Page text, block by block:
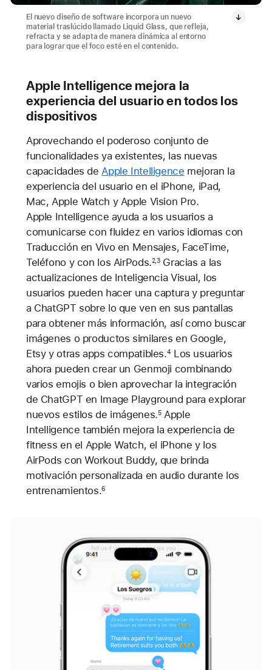
El nuevo diseño de software incorpora un nuevo
material traslúcido llamado Liquid Glass, que refleja,
refracta y se adapta de manera dinámica al entorno
para lograr que el foco esté en el contenido.
Apple Intelligence mejora la
experiencia del usuario en todos los
dispositivos
Aprovechando el poderoso conjunto de
funcionalidades ya existentes, las nuevas
capacidades de Apple Intelligence mejoran la
experiencia del usuario en el iPhone, iPad,
Mac, Apple Watch y Apple Vision Pro.
Apple Intelligence ayuda a los usuarios a
comunicarse con fluidez en varios idiomas con
Traducción en Vivo en Mensajes, FaceTime,
Teléfono y con los AirPods.2,3Gracias a las
actualizaciones de Inteligencia Visual, los
usuarios pueden hacer una captura y preguntar
a ChatGPT sobre lo que ven en sus pantallas
para obtener más información, así como buscar
imágenes o productos similares en Google,
Etsy y otras apps compatibles.4 Los usuarios
ahora pueden crear un Genmoji combinando
varios emojis o bien aprovechar la integración
de ChatGPT en Image Playground para explorar
nuevos estilos de imágenes.5Apple
Intelligence también mejora la experiencia de
fitness en el Apple Watch, el iPhone y los
AirPods con Workout Buddy, que brinda
motivación personalizada en audio durante los
entrenamientos.6